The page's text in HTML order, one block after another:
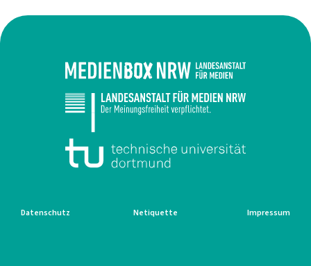
Datenschutz Netiquette Impressum